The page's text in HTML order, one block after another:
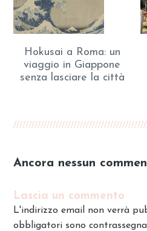
Hokusai a Roma: un
viaggio in Giappone
senza lasciare la città
Ancora nessun
Lascia un commento
L'indirizzo email non verrà
obbligatori sono